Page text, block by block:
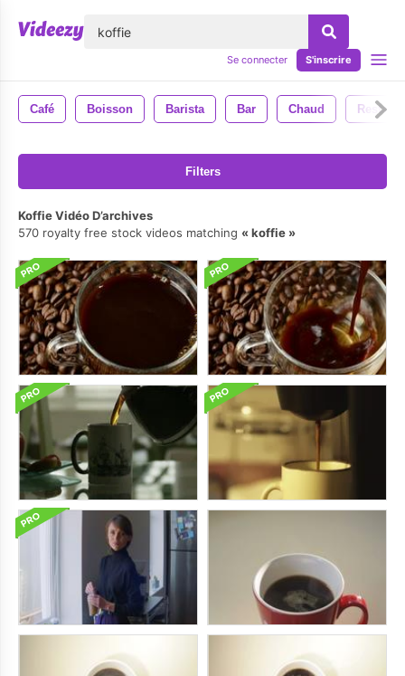
Se connecter S'inscrire
Café Boisson Barista Bar Chaud
Filters
Koffie Vidéo D’archives
570 royalty free stock videos matching
koffie